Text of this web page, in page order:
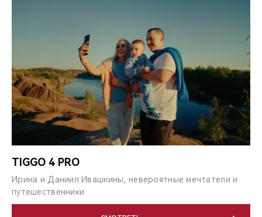
TIGGO 4 PRO
Ирина и Даниил Ивашкины, невероятные мечтатели и
путешественники